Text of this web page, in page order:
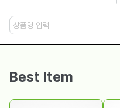
Best Item